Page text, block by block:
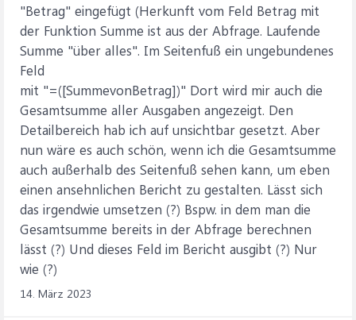
"Betrag" eingefügt (Herkunft vom Feld Betrag mit
der Funktion Summe ist aus der Abfrage. Laufende
Summe "über alles". Im Seitenfuß ein ungebundenes
Feld
mit "=([SummevonBetrag])" Dort wird mir auch die
Gesamtsumme aller Ausgaben angezeigt. Den
Detailbereich hab ich auf unsichtbar gesetzt. Aber
nun wäre es auch schön, wenn ich die Gesamtsumme
auch außerhalb des Seitenfuß sehen kann, um eben
einen ansehnlichen Bericht zu gestalten. Lässt sich
das irgendwie umsetzen (?) Bspw. in dem man die
Gesamtsumme bereits in der Abfrage berechnen
lässt (?) Und dieses Feld im Bericht ausgibt (?) Nur
wie (?)
14. März 2023